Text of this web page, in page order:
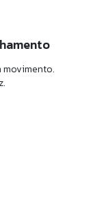
movimento.